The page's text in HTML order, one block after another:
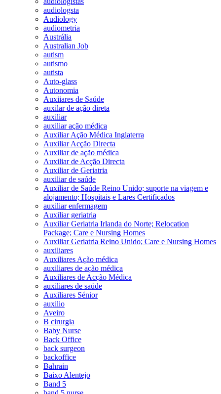
audiologsta
Audiology
audiometria
Austrália
Australian Job
autism
autismo
autista
Auto-glass
Autonomia
Auxiiares de Saúde
auxilar de ação direta
auxiliar
auxiliar ação médica
Auxiliar Ação Médica Inglaterra
Auxiliar Acção Directa
Auxiliar de ação médica
Auxiliar de Acção Directa
Auxiliar de Geriatria
auxiliar de saúde
Auxiliar de Saúde Reino Unido; suporte na viagem e
alojamento; Hospitais e Lares Certificados
auxiliar enfermagem
Auxiliar geriatria
Auxiliar Geriatria Irlanda do Norte; Relocation
Package; Care e Nursing Homes
Auxiliar Geriatria Reino Unido; Care e Nursing Homes
auxiliares
Auxiliares Ação médica
auxiliares de ação médica
Auxiliares de Acção Médica
auxiliares de saúde
Auxiliares Sénior
auxilio
Aveiro
B cirurgia
Baby Nurse
Back Office
back surgeon
backoffice
Bahrain
Baixo Alentejo
Band 5